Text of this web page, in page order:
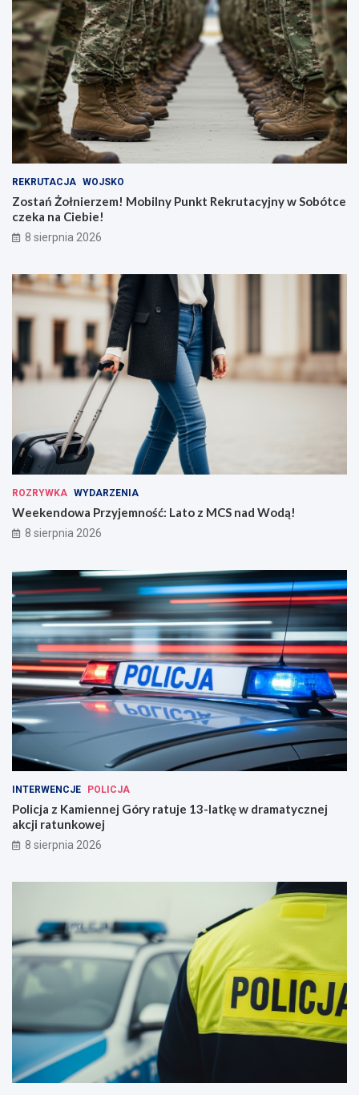
REKRUTACJA WOJSKO
Zostań Żołnierzem! Mobilny Punkt Rekrutacyjny w Sobótce
czeka na Ciebie!
8 sierpnia 2026
ROZRYWKA WYDARZENIA
Weekendowa Przyjemność: Lato z MCS nad Wodą!
8 sierpnia 2026
INTERWENCJE POLICJA
Policja z Kamiennej Góry ratuje 13-latkę w dramatycznej
akcji ratunkowej
8 sierpnia 2026